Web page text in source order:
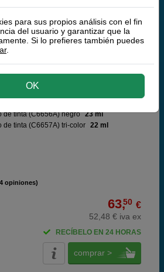
+ 57 (tri-color)
de tinta (C6656A) negro 23 ml
de tinta (C6657A) tri-color 22 ml
opiniones)
63,50 €
52,48 € iva ex
RECÍBELO EN 24 HORAS
comprar >
para sus propios análisis con el fin
del usuario y garantizar que la
Si lo prefieres también puedes
.
OK